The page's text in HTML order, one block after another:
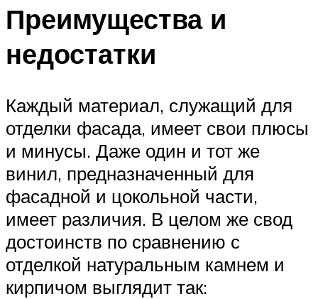
МЕНЮ
Преимущества и
недостатки
Каждый материал, служащий для
отделки фасада, имеет свои плюсы
и минусы. Даже один и тот же
винил, предназначенный для
фасадной и цокольной части,
имеет различия. В целом же свод
достоинств по сравнению с
отделкой натуральным камнем и
кирпичом выглядит так: